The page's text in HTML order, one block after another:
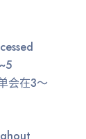
会在3～